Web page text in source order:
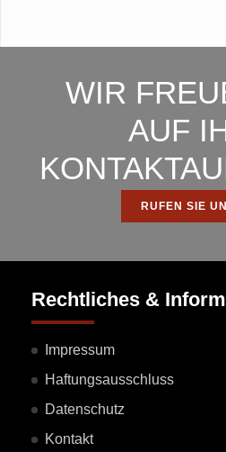
WIR
AUF
RUFEN SIE
Rechtliches &
Impressum
Haftungsausschluss
Datenschutz
Kontakt